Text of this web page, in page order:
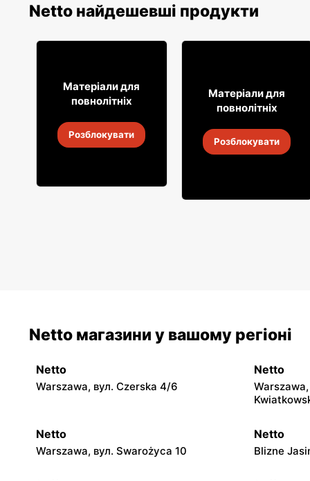
Netto найдешевші продукти
6199
14 серп. 2026
Матеріали для
повнолітніх
Розблокувати
2499
Сухе вино Sauvignon
14 серп. 2026
Матеріали для
повнолітніх
Розблокувати
Netto магазини у вашому регіоні
Netto
Warszawa, вул. Czerska 4/6
Netto
Netto
Warszawa, вул. Swarożyca 10
Netto
Blizne